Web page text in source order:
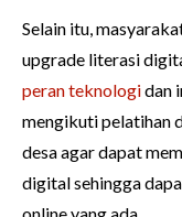
Selain itu,
upgrade literasi
peran teknologidan
mengikuti pelatihan
desa agar dapat
digital sehingga
online yang ada.